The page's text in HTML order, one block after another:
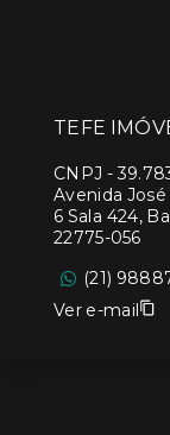
TEFE
CNPJ -
Avenida
6 Sala 424,
22775-056
(21)
Ver e-mail